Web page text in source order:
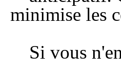
minimise les
Si vous